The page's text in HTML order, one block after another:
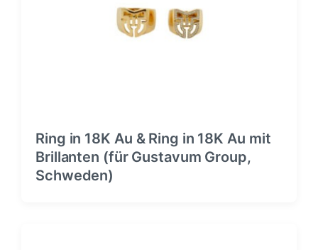
Ring in 18K Au & Ring in 18K Au mit
Brillanten (für Gustavum Group,
Schweden)